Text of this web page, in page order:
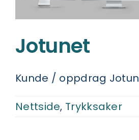
Jotunet
Kunde / oppdrag
Nettside, Trykksaker